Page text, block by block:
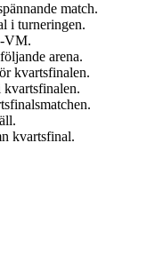
match.
i turneringen.
VM.
arena.
kvartsfinalen.
kvartsfinal.